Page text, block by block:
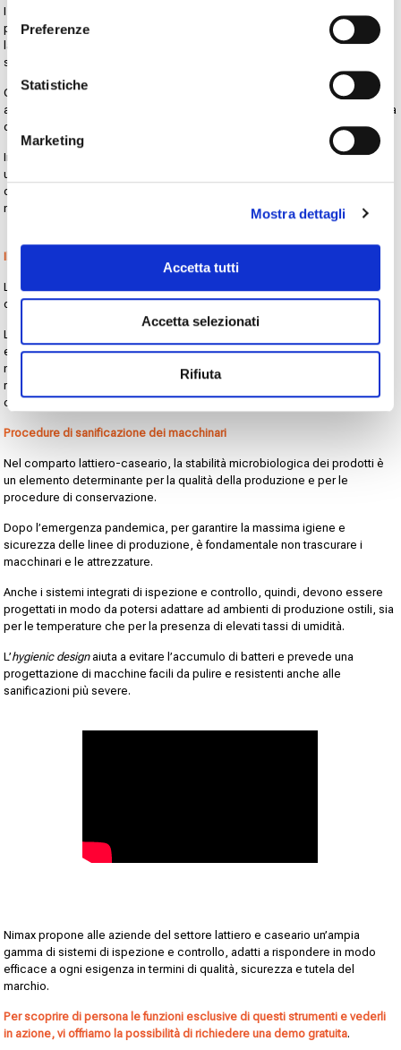
Preferenze
Statistiche
Marketing
Mostra dettagli
Accetta tutti
Accetta selezionati
Rifiuta
I formaggi come pecorino, parmigiano e grana hanno classificazioni
precise in base alla stagionatura. I consorzi sono molto attenti a garantire
e assicurare la
soddisfazione dei clienti finali.
Oltre alla stagionatura, la qualità delle forme – e di conseguenza il prezzo
a cui possono essere vendute – è determinata da altre caratteristiche. Una
di questa è la presenza di bolle.
In questo caso, i sistemi di ispezione e controllo a
permettono da
un lato di classificare le forme in base alla presenza di bolle d’aria;
dall’altro lato di rilevare corpi estranei al loro interno, a garanzia della
massima sicurezza per i consumatori e il marchio.
Il controllo del peso dei prodotti
La direttiva MID
prevede un protocollo completo per il rispetto di standard
di qualità relativi alla pesatura dei prodotti.
Le
esatta del peso dei prodotti, monitorando ad esempio che le confezioni
non presentino materiale in eccesso o in difetto, ma non solo! La
rilevazione di un peso anomalo permette infatti di individuare eventuali
contaminanti ed espellere i prodotti dalla linea.
Procedure di sanificazione dei macchinari
Nel comparto lattiero-caseario, la stabilità microbiologica dei prodotti è
un elemento determinante per la qualità della produzione e per le
procedure di conservazione.
Dopo l’emergenza pandemica, per garantire la massima igiene e
sicurezza delle linee di produzione, è fondamentale non trascurare i
macchinari e le attrezzature.
Anche i sistemi integrati di ispezione e controllo, quindi, devono essere
progettati in modo da potersi adattare ad ambienti di produzione ostili, sia
per le temperature che per la presenza di elevati tassi di umidità.
L’hygienic designaiuta a evitare l’accumulo di batteri e prevede una
progettazione di macchine facili da pulire e resistenti anche alle
sanificazioni più severe.
Nimax propone alle aziende del settore lattiero e caseario un’ampia
gamma di sistemi di ispezione e controllo, adatti a rispondere in modo
efficace a ogni esigenza in termini di qualità, sicurezza e tutela del
marchio.
Per scoprire di persona le funzioni esclusive di questi strumenti e vederli
in azione, vi offriamo la possibilità di richiedere una demo gratuita.